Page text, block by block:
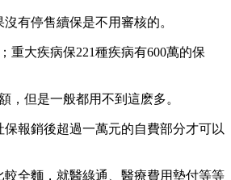
有停售續保是不用審核的。
重大疾病保221種疾病有600萬的保
，但是一般都用不到這麽多。
報銷後超過一萬元的自費部分才可以
全麵，就醫綠通、醫療費用墊付等等